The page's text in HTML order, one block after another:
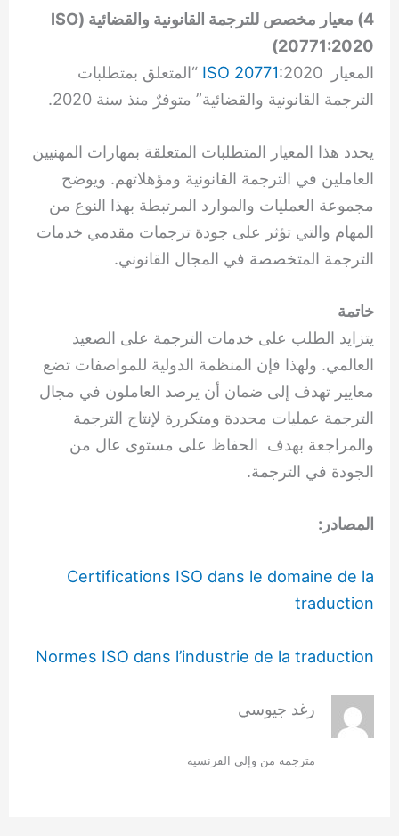
4) معيار مخصص للترجمة القانونية والقضائية (ISO
20771:2020)
المعيار
ISO 20771 :2020 “المتعلق بمتطلبات
الترجمة القانونية والقضائية” متوفرٌ منذ سنة 2020.
يحدد هذا المعيار المتطلبات المتعلقة بمهارات المهنيين
العاملين في الترجمة القانونية ومؤهلاتهم. ويوضح
مجموعة العمليات والموارد المرتبطة بهذا النوع من
المهام والتي تؤثر على جودة ترجمات مقدمي خدمات
الترجمة المتخصصة في المجال القانوني.
خاتمة
يتزايد الطلب على خدمات الترجمة على الصعيد
العالمي. ولهذا فإن المنظمة الدولية للمواصفات تضع
معايير تهدف إلى ضمان أن يرصد العاملون في مجال
الترجمة عمليات محددة ومتكررة لإنتاج الترجمة
والمراجعة بهدف الحفاظ على مستوى عال من
الجودة في الترجمة.
المصادر:
Certifications ISO dans le domaine de la
traduction
Normes ISO dans l’industrie de la traduction
رغد جيوسي
مترجمة من وإلى الفرنسية